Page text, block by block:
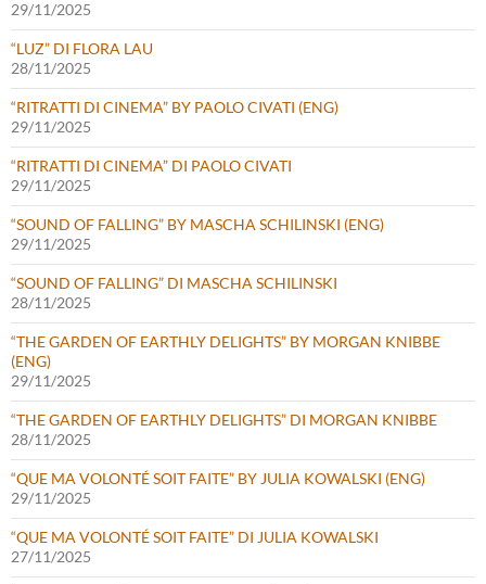
29/11/2025
“LUZ” DI FLORA LAU
28/11/2025
“RITRATTI DI CINEMA” BY PAOLO CIVATI (ENG)
29/11/2025
“RITRATTI DI CINEMA” DI PAOLO CIVATI
29/11/2025
“SOUND OF FALLING” BY MASCHA SCHILINSKI (ENG)
29/11/2025
“SOUND OF FALLING” DI MASCHA SCHILINSKI
28/11/2025
“THE GARDEN OF EARTHLY DELIGHTS” BY MORGAN KNIBBE
(ENG)
29/11/2025
“THE GARDEN OF EARTHLY DELIGHTS” DI MORGAN KNIBBE
28/11/2025
“QUE MA VOLONTÉ SOIT FAITE” BY JULIA KOWALSKI (ENG)
29/11/2025
“QUE MA VOLONTÉ SOIT FAITE” DI JULIA KOWALSKI
27/11/2025